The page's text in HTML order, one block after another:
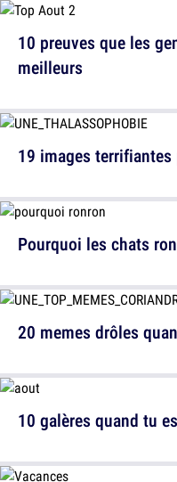
10 preuves que les
meilleurs
Pourquoi les chats
10 galères quand tu
19 images
20 memes drôles